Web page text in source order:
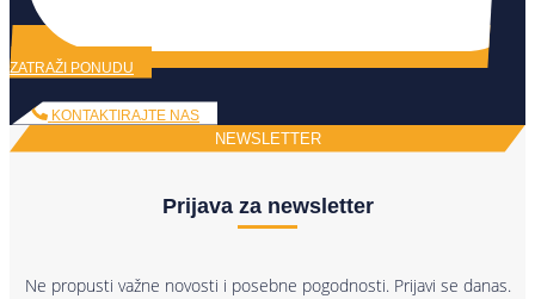
ZATRAŽI PONUDU
KONTAKTIRAJTE NAS
NEWSLETTER
Prijava za newsletter
Ne propusti važne novosti i posebne pogodnosti. Prijavi se danas.